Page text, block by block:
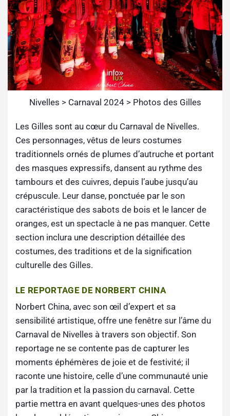
Nivelles > Carnaval 2024 > Photos des Gilles
Les Gilles sont au cœur du Carnaval de Nivelles.
Ces personnages, vêtus de leurs costumes
traditionnels ornés de plumes d’autruche et portant
des masques expressifs, dansent au rythme des
tambours et des cuivres, depuis l’aube jusqu’au
crépuscule. Leur danse, ponctuée par le son
caractéristique des sabots de bois et le lancer de
oranges, est un spectacle à ne pas manquer. Cette
section inclura une description détaillée des
costumes, des traditions et de la signification
culturelle des Gilles.
LE REPORTAGE DE NORBERT CHINA
Norbert China, avec son œil d’expert et sa
sensibilité artistique, offre une fenêtre sur l’âme du
Carnaval de Nivelles à travers son objectif. Son
reportage ne se contente pas de capturer les
moments éphémères de joie et de festivité; il
raconte une histoire, celle d’une communauté unie
par la tradition et la passion du carnaval. Cette
partie mettra en avant quelques-unes des photos